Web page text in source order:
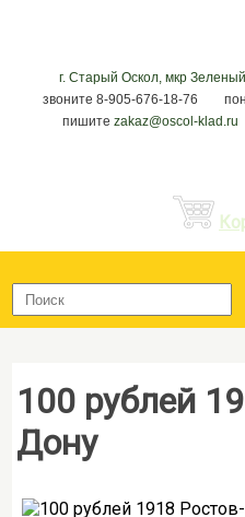
г. Старый Оскол, мкр
звоните 8-905-676-18-76
пишите zakaz@oscol-klad.ru
100 рублей
Дону